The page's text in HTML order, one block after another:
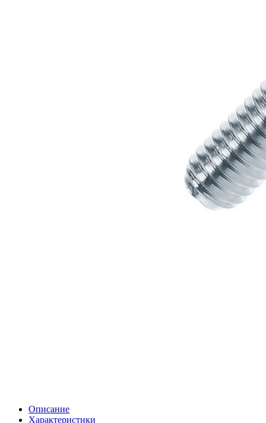
Описание
Характеристики